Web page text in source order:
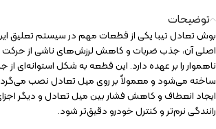
توضیحات
بوش تعادل تیبا یکی از قطعات مهم در سیستم تعلیق
اصلی آن، جذب ضربات و کاهش لرزش‌های ناشی از
ناهموار را بر عهده دارد. این قطعه به شکل استوانه‌ای از
ساخته می‌شود و معمولاً بر روی میل تعادل نصب
ایجاد انعطاف و کاهش فشار بین میل تعادل و دیگر
رانندگی نرم‌تر و کنترل خودرو دقیق‌تر شود.